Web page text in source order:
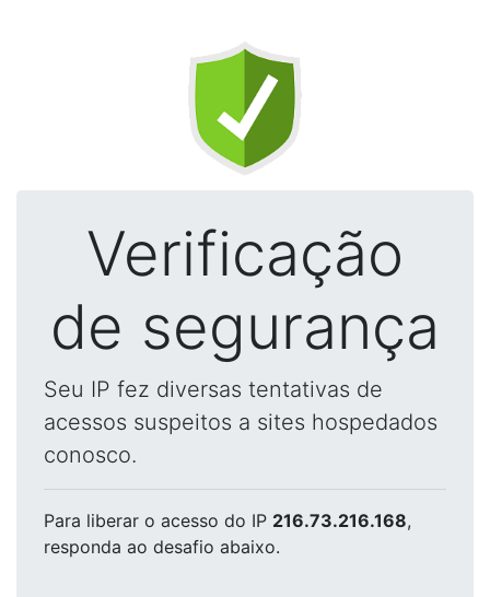
Verificação
de segurança
Seu IP fez diversas tentativas de
acessos suspeitos a sites hospedados
conosco.
Para liberar o acesso do IP 216.73.216.168,
responda ao desafio abaixo.